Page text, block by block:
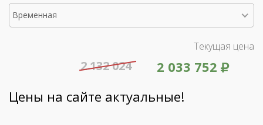
Временная
Текущая цена
2 033 752
2 132 024
Цены на сайте актуальные!